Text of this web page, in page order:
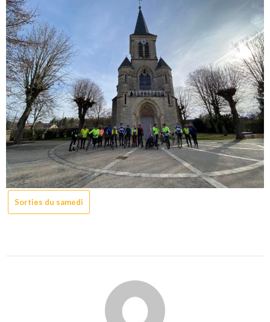
Sorties du samedi